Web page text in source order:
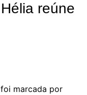
reúne
marcada por